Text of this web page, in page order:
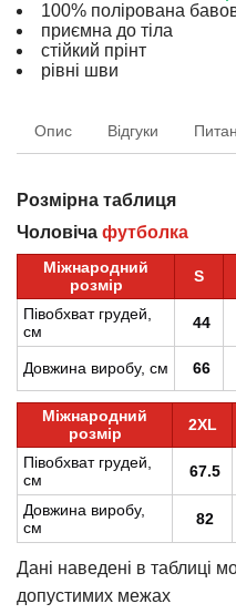
100% полірована
приємна до тіла
стійкий прінт
рівні шви
Опис Відгуки
Розмірна таблиця
Чоловіча футболка
Міжнародний
розмір
S
Півобхват грудей,
см
44
Довжина виробу, см 66
Міжнародний
розмір
2XL
Півобхват грудей,
см
67.5
Довжина виробу,
см
82
Дані наведені в таблиці
допустимих межах